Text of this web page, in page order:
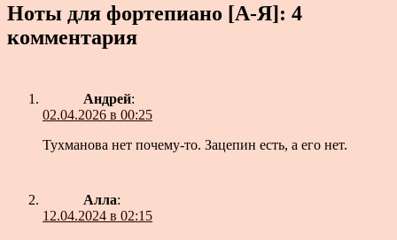
Ноты для фортепиано [А-Я]: 4
комментария
Андрей:
02.04.2026 в 00:25
Тухманова нет почему-то. Зацепин есть, а его нет.
Алла:
12.04.2024 в 02:15